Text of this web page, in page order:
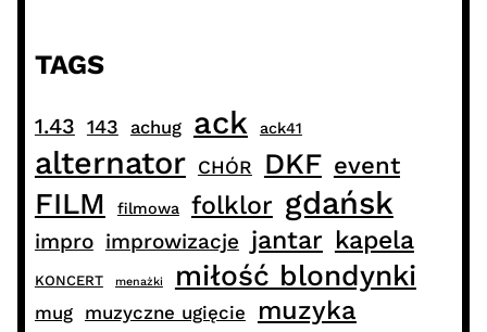
TAGS
1.43 143 achug ack ack41
alternator CHÓR DKF event
FILM filmowa folklor gdańsk
impro improwizacje jantar kapela
KONCERT menażki miłość blondynki
mug muzyczne ugięcie muzyka